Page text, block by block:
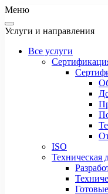
Меню
Услуги и направления
Все услуги
ISO
Техническая